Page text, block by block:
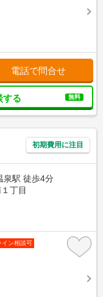
電話で問合せ
する 無料
初期費用に注目
泉駅 徒歩4分
丁目
イン相談可